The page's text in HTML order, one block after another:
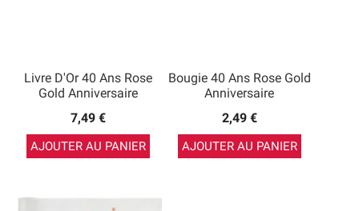
Livre D'Or 40 Ans Rose
Gold Anniversaire
7,49 €
AJOUTER AU PANIER
Bougie 40 Ans Rose Gold
Anniversaire
2,49 €
AJOUTER AU PANIER